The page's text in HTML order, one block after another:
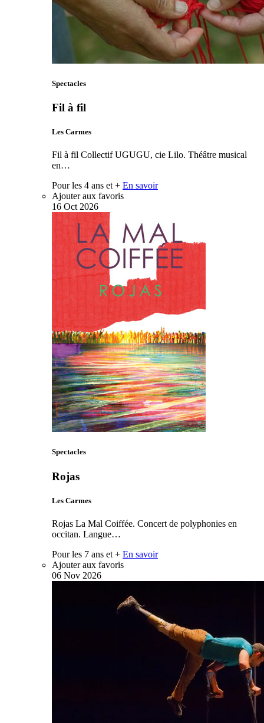
Spectacles
Fil à fil
Les Carmes
Fil à fil Collectif UGUGU, cie Lilo. Théâtre musical
en…
Pour les 4 ans et + En savoir
Ajouter aux favoris
16 Oct 2026
Spectacles
Rojas
Les Carmes
Rojas La Mal Coiffée. Concert de polyphonies en
occitan. Langue…
Pour les 7 ans et + En savoir
Ajouter aux favoris
06 Nov 2026